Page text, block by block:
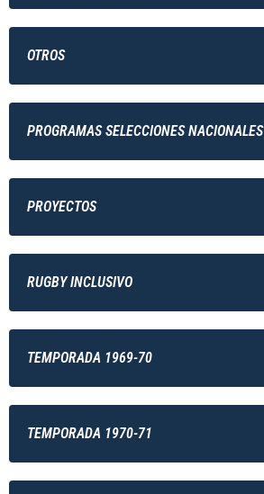
OTROS
PROGRAMAS SELECCIONES NACIONALES
PROYECTOS
RUGBY INCLUSIVO
TEMPORADA 1969-70
TEMPORADA 1970-71